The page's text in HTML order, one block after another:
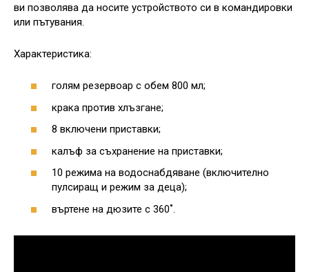
ви позволява да носите устройството си в командировки
или пътувания.
Характеристика:
голям резервоар с обем 800 мл;
крака против хлъзгане;
8 включени приставки;
калъф за съхранение на приставки;
10 режима на водоснабдяване (включително
пулсиращ и режим за деца);
въртене на дюзите с 360˚.